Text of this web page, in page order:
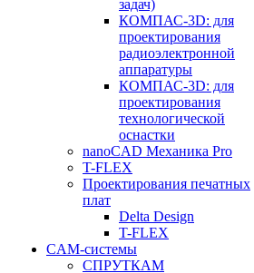
задач)
КОМПАС-3D: для
проектирования
радиоэлектронной
аппаратуры
КОМПАС-3D: для
проектирования
технологической
оснастки
nanoCAD Механика Pro
T-FLEX
Проектирования печатных
плат
Delta Design
T-FLEX
CAM-системы
СПРУТКAM